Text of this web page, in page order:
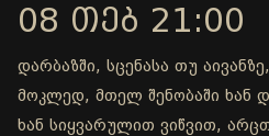
08 ᲗᲔᲑ 21:00
დარბაზში, სცენასა თუ
მოკლედ, მთელ შენობაში ხან
ხან სიყვარულით ვიწვით,